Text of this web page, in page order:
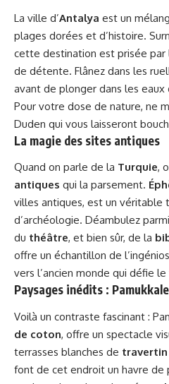
La ville d’Antalya est un
plages dorées et d’histoire.
cette destination est prisée
de détente. Flânez dans les
avant de plonger dans les eaux
Pour votre dose de nature, ne
Duden qui vous laisseront
La magie des sites antiques
Quand on parle de la Turquie,
antiques qui la parsement.
villes antiques, est un véritable
d’archéologie. Déambulez
du théâtre, et bien sûr, de la
offre un échantillon de
vers l’ancien monde qui défie
Paysages inédits :
Voilà un contraste fascinant :
de coton, offre un spectacle
terrasses blanches de travertin
font de cet endroit un havre de